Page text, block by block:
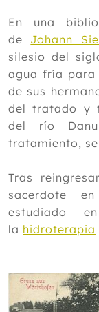
En una
de Johann
silesio del
agua fría para
de sus
del tratado y
del río
tratamiento, se
Tras
sacerdote
estudiado
la hidroterapia